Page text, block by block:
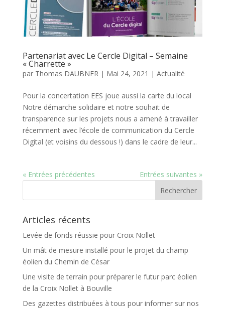
Partenariat avec Le Cercle Digital – Semaine
« Charrette »
par Thomas DAUBNER| Mai 24, 2021 | Actualité
Pour la concertation EES joue aussi la carte du local
Notre démarche solidaire et notre souhait de
transparence sur les projets nous a amené à travailler
récemment avec l’école de communication du Cercle
Digital (et voisins du dessous !) dans le cadre de leur...
« Entrées précédentes Entrées suivantes »
Articles récents
Levée de fonds réussie pour Croix Nollet
Un mât de mesure installé pour le projet du champ
éolien du Chemin de César
Une visite de terrain pour préparer le futur parc éolien
de la Croix Nollet à Bouville
Des gazettes distribuées à tous pour informer sur nos